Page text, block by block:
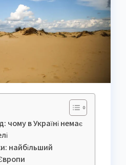
чому в Україні немає
найбільший